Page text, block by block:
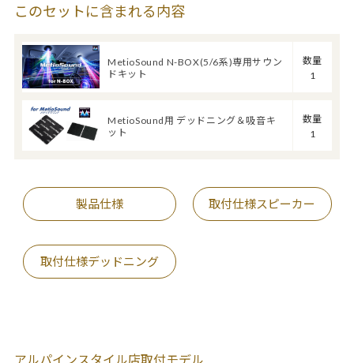
このセットに含まれる内容
MetioSound N-BOX(5/6系)専用サウン
ドキット
数量
1
MetioSound用 デッドニング＆吸音キ
ット
数量
1
製品仕様 取付仕様スピーカー
取付仕様デッドニング
アルパインスタイル店取付モデル